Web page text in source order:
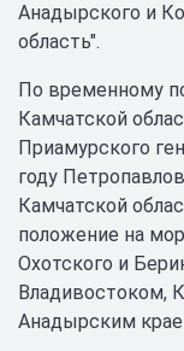
Анадырского и
область".
По временному
Камчатской
Приамурского
году
Камчатской
положение на
Охотского и
Владивостоком,
Анадырским